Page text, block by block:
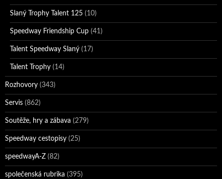
Slaný Trophy Talent 125 (10)
Speedway Friendship Cup (41)
Talent Speedway Slaný (17)
Talent Trophy (14)
Rozhovory (343)
Servis (862)
Soutěže, hry a zábava (279)
Speedway cestopisy (25)
speedwayA-Z (82)
společenská rubrika (395)